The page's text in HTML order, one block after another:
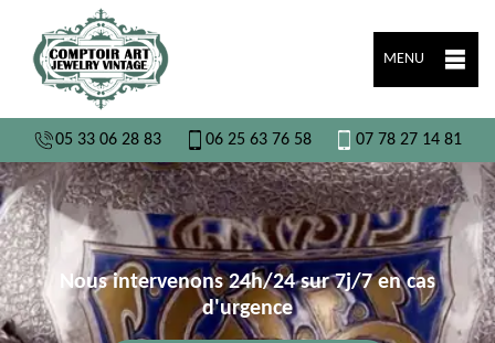
MENU
05 33 06 28 83 06 25 63 76 58 07 78 27 14 81
Nous intervenons 24h/24 sur 7j/7 en cas
d'urgence